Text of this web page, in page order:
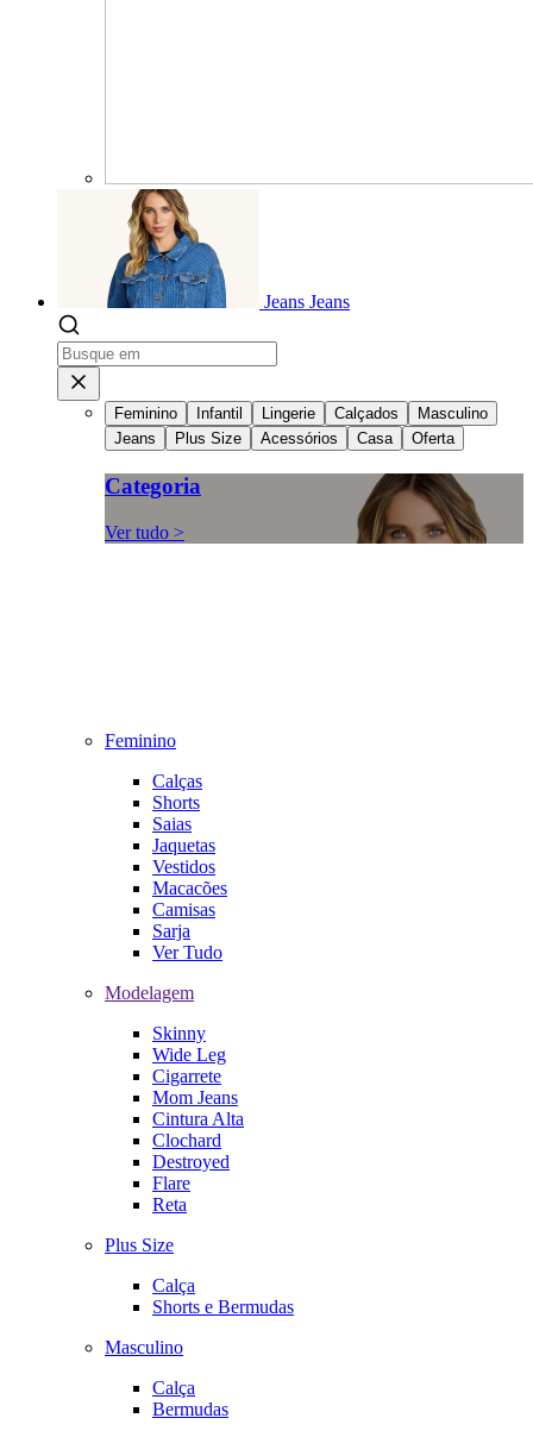
Jeans Jeans
Feminino Infantil Lingerie Calçados
Masculino
Jeans
Plus Size Acessórios Casa Oferta
Categoria
Ver tudo >
Feminino
Calças
Shorts
Saias
Jaquetas
Vestidos
Macacões
Camisas
Sarja
Ver Tudo
Modelagem
Skinny
Wide Leg
Cigarrete
Mom Jeans
Cintura Alta
Clochard
Destroyed
Flare
Reta
Plus Size
Calça
Shorts e Bermudas
Masculino
Calça
Bermudas